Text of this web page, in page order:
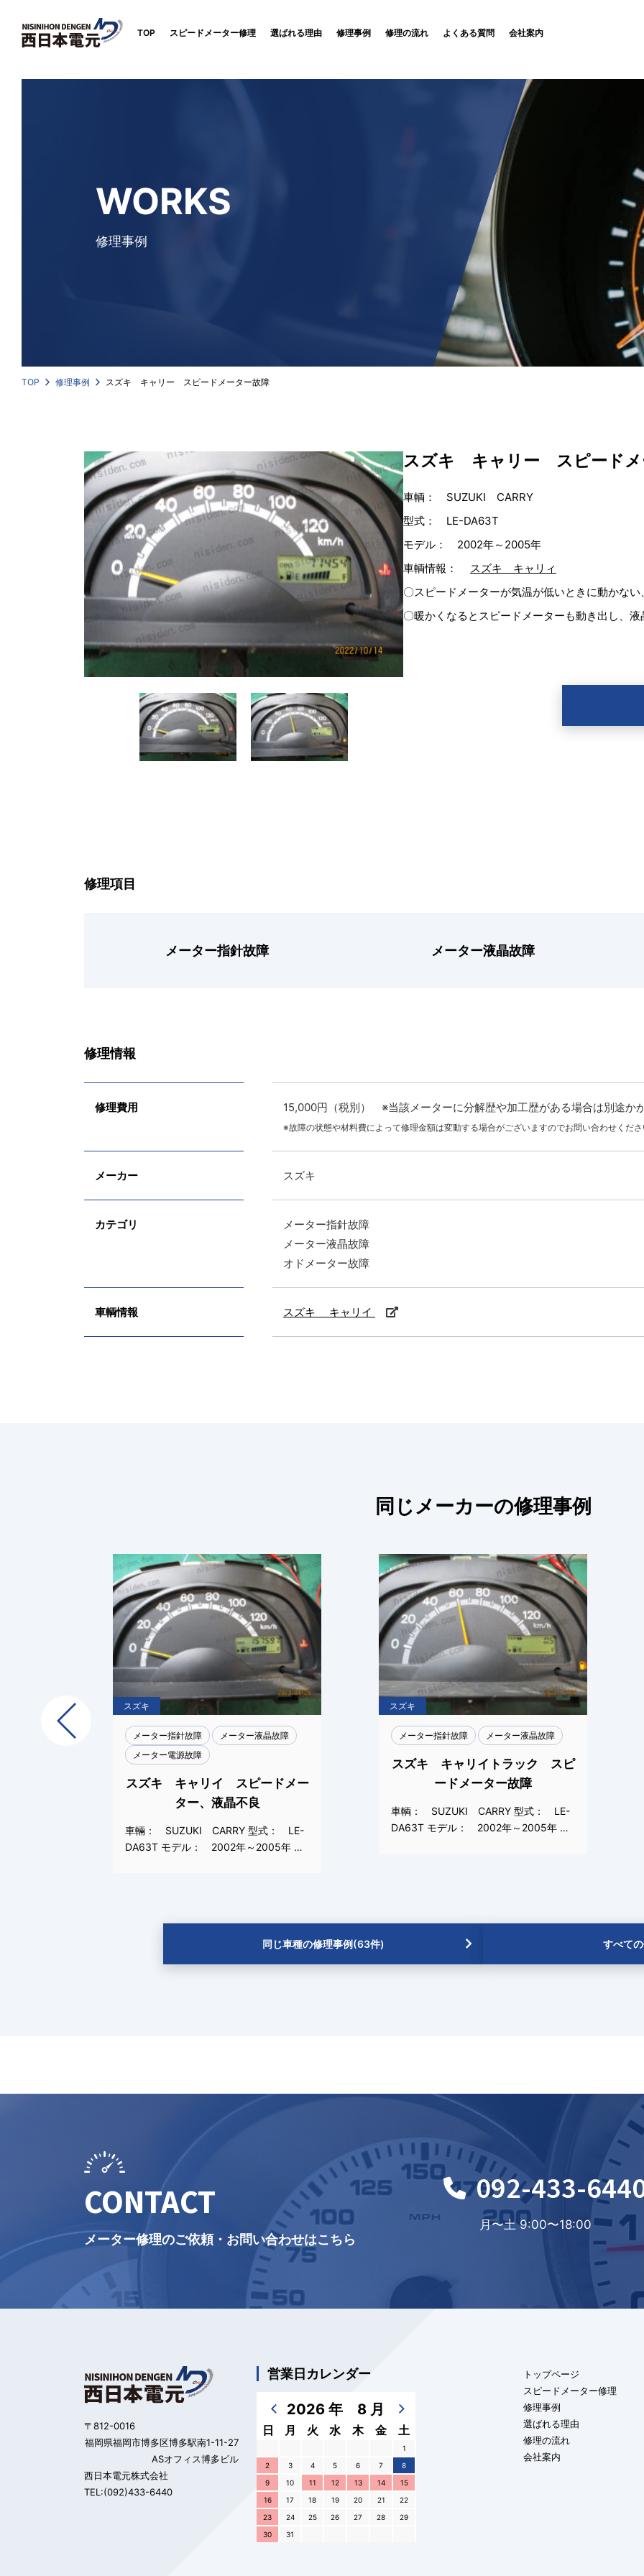
TOP スピードメーター修理 選ばれる理由 修理事例 修理の流れ よくある質問 会社案内
WORKS
修理事例
TOP 修理事例 スズキ キャリー スピードメーター故障
スズキ キャリー スピードメ
車輌： SUZUKI CARRY
型式： LE-DA63T
モデル： 2002年～2005年
車輌情報：
スズキ キャリィ
〇スピードメーターが気温が低いときに動かな
〇暖かくなるとスピードメーターも動き出し、液
修理項目
メーター指針故障 メーター液晶故障
修理情報
修理費用 15,000円（税別） ※当該メーターに分解歴や加工歴がある場合は別途か
※故障の状態や材料費によって修理金額は変動する場合がございますのでお問い合わせくださ
メーカー スズキ
カテゴリ
メーター指針故障
メーター液晶故障
オドメーター故障
車輌情報 スズキ キャリイ
同じメーカーの修理事例
Previous
スズキ
メーター指針故障
メーター液晶故障
メーター電源故障
スズキ キャリイ スピードメー
ター、液晶不良
車輛： SUZUKI CARRY 型式： LE-
DA63T モデル： 2002年～2005年 …
スズキ
メーター指針故障 メーター液晶故障
スズキ キャリイトラック スピ
ードメーター故障
車輌： SUZUKI CARRY 型式： LE-
DA63T モデル： 2002年～2005年 …
同じ車種の修理事例(63件) すべて
CONTACT
メーター修理のご依頼・お問い合わせはこちら
092-433-
月〜土 9:00〜18:00
〒812-0016
福岡県福岡市博多区博多駅南1-11-27
ASオフィス博多ビル
西日本電元株式会社
TEL:(092)433-6440
営業日カレンダー
2026 年 8 月
日 月 火 水 木 金 土
1
2
3 4 5 6 7
8
9
10 11 12 13 14
15
16
17 18 19 20 21
22
23
24 25 26 27 28
29
30
31
トップページ
スピードメーター修理
修理事例
選ばれる理由
修理の流れ
会社案内